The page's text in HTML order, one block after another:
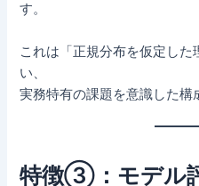
す。
これは「正規分布を仮定し
い、
実務特有の課題を意識した構
特徴③：モデル